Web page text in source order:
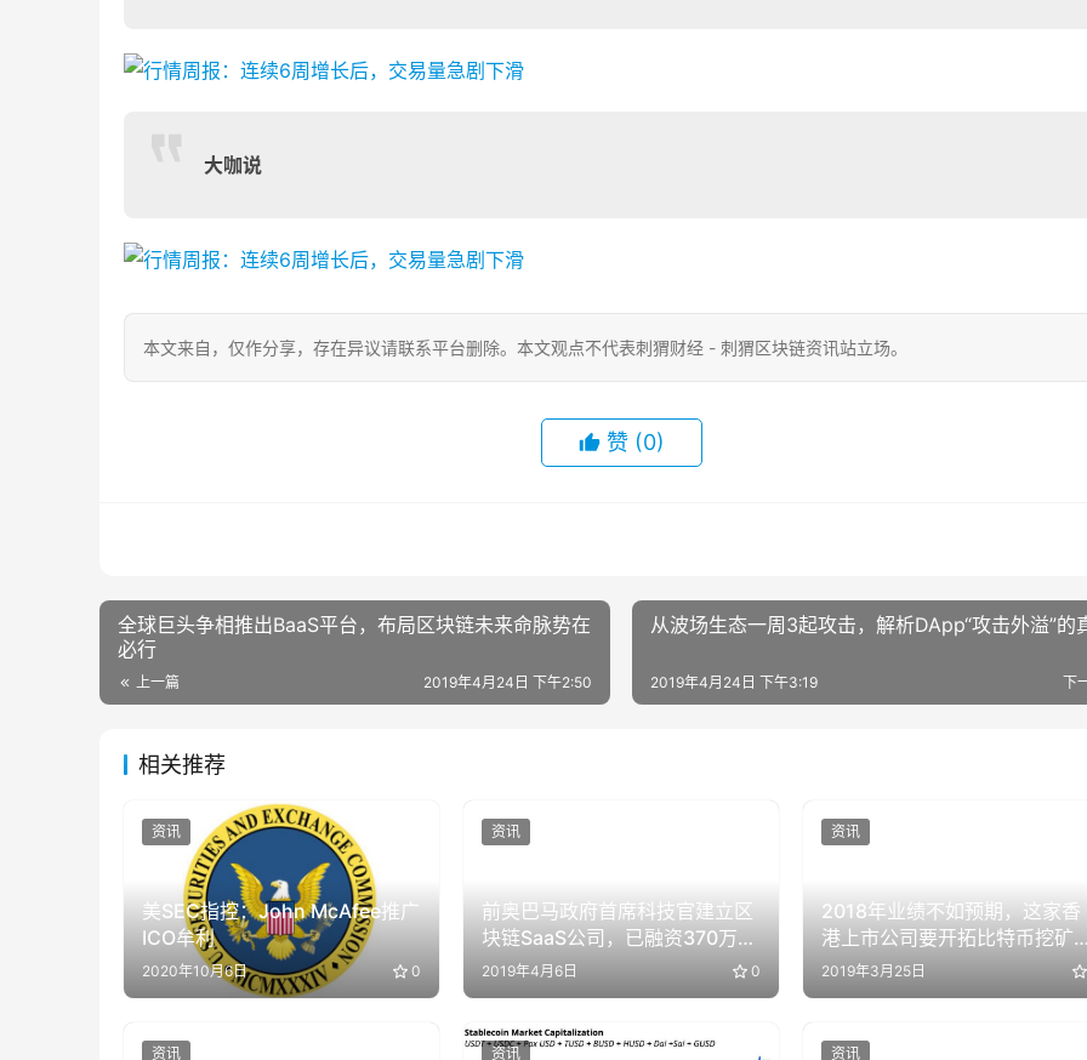
大咖说
本文来自 ，仅作分享，存在异议请联系平台删除。本文观点不代表刺猬财经 - 刺猬区块链资讯站立场。
赞 (0)
全球巨头争相推出BaaS平台，布局区块链未来命脉势在
必行
上一篇 2019年4月24日 下午2:50
从波场生态一周3起攻击，解析DApp“攻击外溢”的
下
2019年4月24日 下午3:19
相关推荐
美SEC指控：John McAfee推广
ICO牟利
2020年10月6日 0
资讯
前奥巴马政府首席科技官建立区
块链SaaS公司，已融资370万美
元
2019年4月6日 0
资讯
2018年业绩不如预期，这家香
港上市公司要开拓比特币挖矿
务
2019年3月25日
资讯
资讯 资讯 资讯